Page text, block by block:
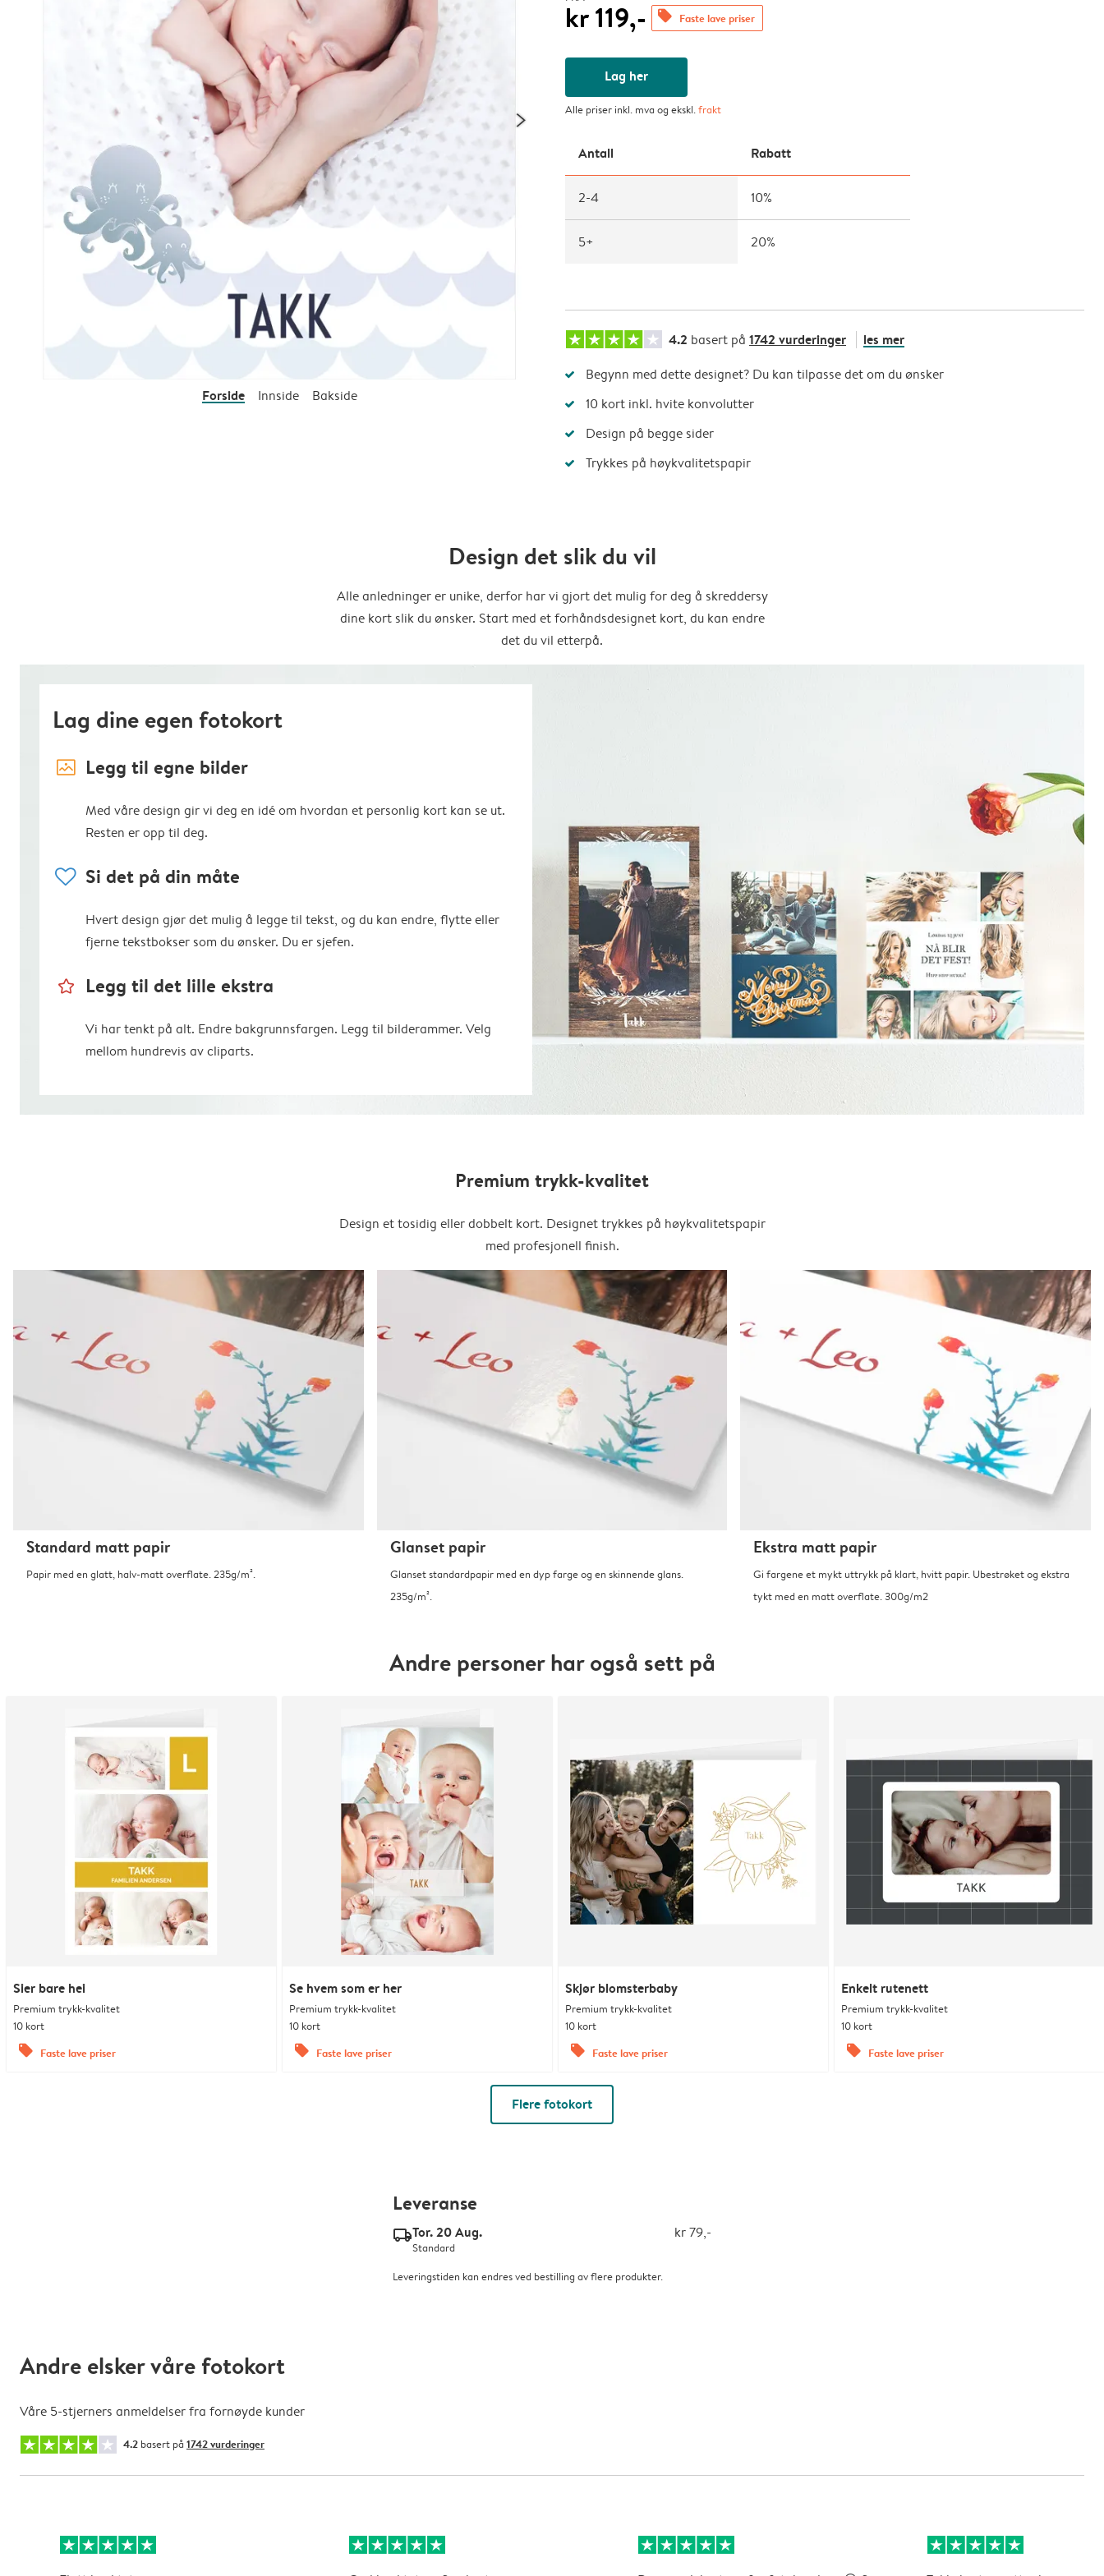
Forside Innside Bakside
kr 119,- offers Faste lave priser
Lag her
Alle priser inkl. mva og ekskl.frakt
Antall Rabatt
2-4 10%
5+ 20%
4.2 basert på 1742 vurderinger les mer
Begynn med dette designet? Du kan tilpasse det om du ønsker
10 kort inkl. hvite konvolutter
Design på begge sider
Trykkes på høykvalitetspapir
Design det slik du vil
Alle anledninger er unike, derfor har vi gjort det mulig for deg å skreddersy
dine kort slik du ønsker. Start med et forhåndsdesignet kort, du kan endre
det du vil etterpå.
Lag dine egen fotokort
image_placeholder Legg til egne bilder
Med våre design gir vi deg en idé om hvordan et personlig kort kan se ut.
Resten er opp til deg.
heart Si det på din måte
Hvert design gjør det mulig å legge til tekst, og du kan endre, flytte eller
fjerne tekstbokser som du ønsker. Du er sjefen.
star_outline Legg til det lille ekstra
Vi har tenkt på alt. Endre bakgrunnsfargen. Legg til bilderammer. Velg
mellom hundrevis av cliparts.
Premium trykk-kvalitet
Design et tosidig eller dobbelt kort. Designet trykkes på høykvalitetspapir
med profesjonell finish.
Standard matt papir
Papir med en glatt, halv-matt overflate. 235g/m².
Glanset papir
Glanset standardpapir med en dyp farge og en skinnende glans.
235g/m².
Ekstra matt papir
Gi fargene et mykt uttrykk på klart, hvitt papir. Ubestrøket og ekstra
tykt med en matt overflate. 300g/m2
Andre personer har også sett på
Sier bare hei
Premium trykk-kvalitet
10 kort
offers Faste lave priser
Se hvem som er her
Premium trykk-kvalitet
10 kort
offers Faste lave priser
Skjør blomsterbaby
Premium trykk-kvalitet
10 kort
offers Faste lave priser
Enkelt rutenett
Premium trykk-kvalitet
10 kort
offers Faste lave priser
Flere fotokort
Leveranse
delivery_standard_v2Tor. 20 Aug. kr 79,-
Standard
Leveringstiden kan endres ved bestilling av flere produkter.
Andre elsker våre fotokort
Våre 5-stjerners anmeldelser fra fornøyde kunder
4.2 basert på 1742 vurderinger